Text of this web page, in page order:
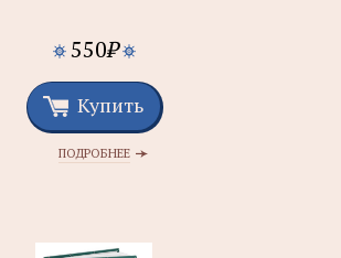
550₽
Купить
ПОДРОБНЕЕ